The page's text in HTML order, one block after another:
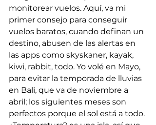
monitorear vuelos. Aquí, va mi
primer consejo para conseguir
vuelos baratos, cuando definan un
destino, abusen de las alertas en
las apps como skyskaner, kayak,
kiwi, rabbit, todo. Yo volé en Mayo,
para evitar la temporada de lluvias
en Bali, que va de noviembre a
abril; los siguientes meses son
perfectos porque el sol está a todo.